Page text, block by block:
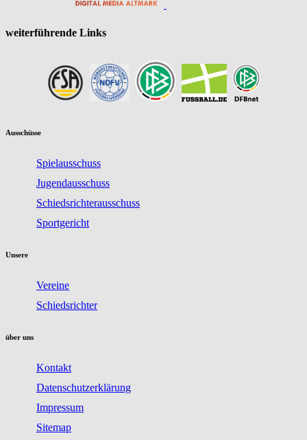
weiterführende Links
Ausschüsse
Spielausschuss
Jugendausschuss
Schiedsrichterausschuss
Sportgericht
Unsere
Vereine
Schiedsrichter
über uns
Kontakt
Datenschutzerklärung
Impressum
Sitemap